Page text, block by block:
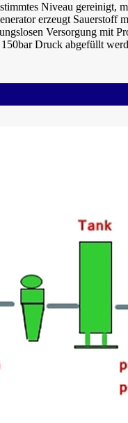
Niveau gereinigt,
erzeugt
Versorgung mit
Druck abgefüllt